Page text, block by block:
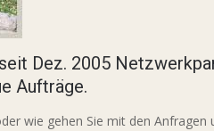
Dez. 2005
Aufträge.
wie gehen Sie mit den Anfragen